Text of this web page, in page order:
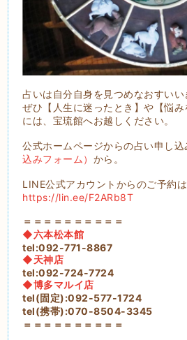
占いは自分自身を見つめなおすいい
ぜひ【人生に迷ったとき】や【悩み
には、宝琉館へお越しください。
公式ホームページからの占い申し込
込みフォーム） から。
LINE公式アカウントからのご予約は
https://lin.ee/F2ARb8T
＝＝＝＝＝＝＝＝＝＝
◆六本松本館
tel:092-771-8867
◆天神店
tel:092-724-7724
◆博多マルイ店
tel(固定):092-577-1724
tel(携帯):070-8504-3345
＝＝＝＝＝＝＝＝＝＝